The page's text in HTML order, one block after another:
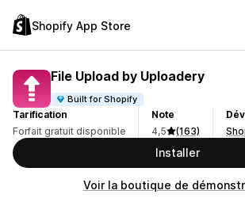
Shopify App Store
File Upload by Uploadery
Built for Shopify
Tarification
Forfait gratuit disponible
Note
4,5
(163)
Installer
Voir la boutique de